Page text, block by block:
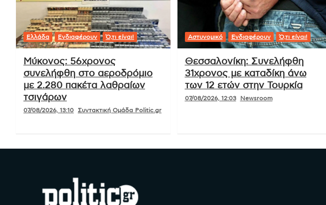
Ελλάδα Ενδιαφέρουν Ό,τι είναι!
Μύκονος: 56χρονος
συνελήφθη στο αεροδρόμιο
με 2.280 πακέτα λαθραίων
τσιγάρων
07/08/2026, 13:10 Συντακτική Ομάδα Politic.gr
Αστυνομικό Ενδιαφέρουν Ό,τι είναι!
Θεσσαλονίκη: Συνελήφθη
31χρονος με καταδίκη άνω
των 12 ετών στην Τουρκία
07/08/2026, 12:03 Newsroom